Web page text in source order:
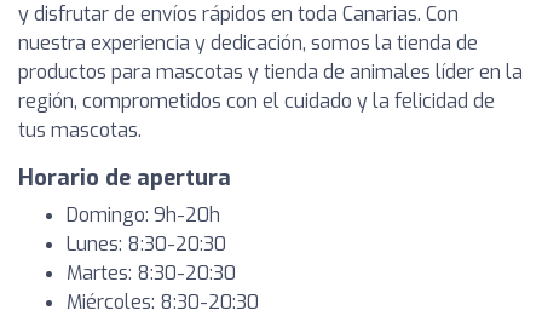
y disfrutar de envíos rápidos en toda Canarias. Con
nuestra experiencia y dedicación, somos la tienda de
productos para mascotas y tienda de animales líder en la
región, comprometidos con el cuidado y la felicidad de
tus mascotas.
Horario de apertura
Domingo: 9h-20h
Lunes: 8:30-20:30
Martes: 8:30-20:30
Miércoles: 8:30-20:30